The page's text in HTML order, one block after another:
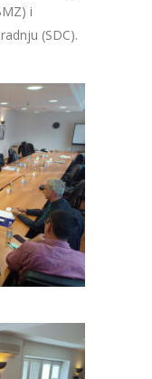
i
(SDC).